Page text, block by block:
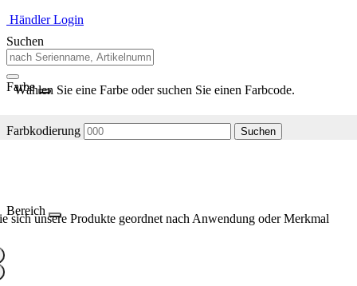
Händler Login
Suchen
Farbe
Wählen Sie eine Farbe oder suchen Sie einen Farbcode.
Farbkodierung Suchen
Bereich
sich unsere Produkte geordnet nach Anwendung oder Merkmal